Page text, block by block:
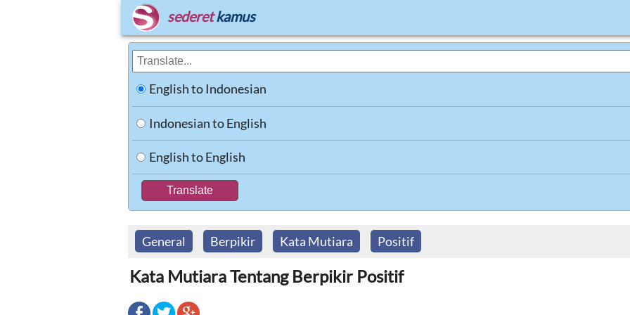
sederet kamus
English to Indonesian
Indonesian to English
English to English
General Berpikir Kata Mutiara Positif
Kata Mutiara Tentang Berpikir Positif